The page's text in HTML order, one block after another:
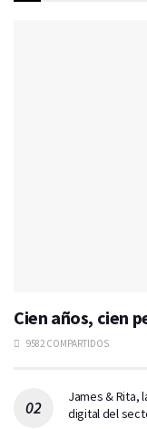
Cien años, cien
9582 COMPARTIDOS
James & Rita,
digital del